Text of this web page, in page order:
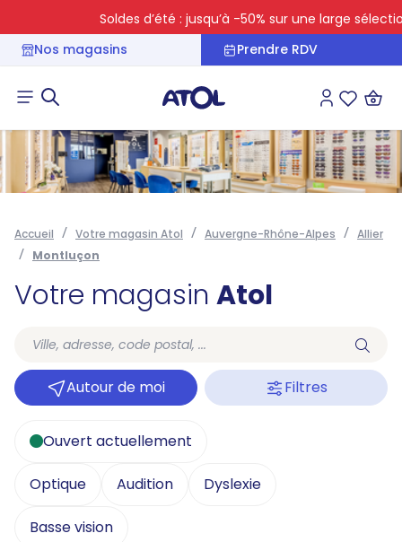
Soldes d’été : jusqu’à -50% sur une large sélection
Nos magasins
Prendre RDV
Connexion
Accueil Votre magasin Atol Auvergne-Rhône-Alpes
Allier
Montluçon
Votre magasin Atol
Autour de moi Filtres
Ouvert actuellement
Optique Audition Dyslexie
Basse vision